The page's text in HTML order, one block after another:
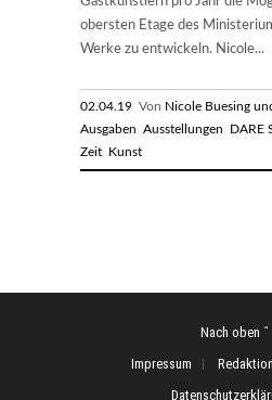
obersten Etage des
Werke zu entwickeln. Nicole...
02.04.19 Von Nicole Buesing
Ausgaben Ausstellungen DARE
Zeit Kunst
Nach oben ˆ
Impressum